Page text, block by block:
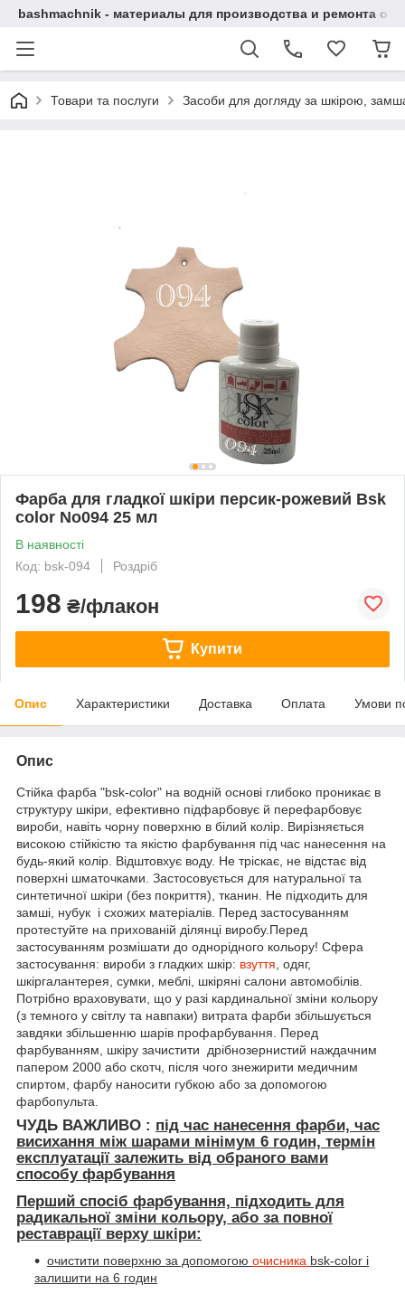
bashmachnik - материалы для производства и ремонта
Товари та послуги Засоби для догляду за шкірою,
Фарба для гладкої шкіри персик-рожевий Bsk
color No094 25 мл
В наявності
Код: bsk-094
Роздріб
198 ₴/флакон
Купити
Опис Характеристики Доставка Оплата Умови
Опис
Стійка фарба "bsk-color" на водній основі глибоко проникає в
структуру шкіри, ефективно підфарбовує й перефарбовує
вироби, навіть чорну поверхню в білий колір. Вирізняється
високою стійкістю та якістю фарбування під час нанесення на
будь-який колір. Відштовхує воду. Не тріскає, не відстає від
поверхні шматочками. Застосовується для натуральної та
синтетичної шкіри (без покриття), тканин. Не підходить для
замші, нубук і схожих матеріалів. Перед застосуванням
протестуйте на прихованій ділянці виробу.Перед
застосуванням розмішати до однорідного кольору! Сфера
застосування: вироби з гладких шкір: взуття , одяг,
шкіргалантерея, сумки, меблі, шкіряні салони автомобілів.
Потрібно враховувати, що у разі кардинальної зміни кольору
(з темного у світлу та навпаки) витрата фарби збільшується
завдяки збільшенню шарів профарбування. Перед
фарбуванням, шкіру зачистити дрібнозернистий наждачним
папером 2000 або скотч, після чого знежирити медичним
спиртом, фарбу наносити губкою або за допомогою
фарбопульта.
ЧУДЬ ВАЖЛИВО : під час нанесення фарби, час
висихання між шарами мінімум 6 годин, термін
експлуатації залежить від обраного вами
способу фарбування
Перший спосіб фарбування, підходить для
радикальної зміни кольору, або за повної
реставрації верху шкіри:
очистити поверхню за допомогою очисника bsk-color і
залишити на 6 годин